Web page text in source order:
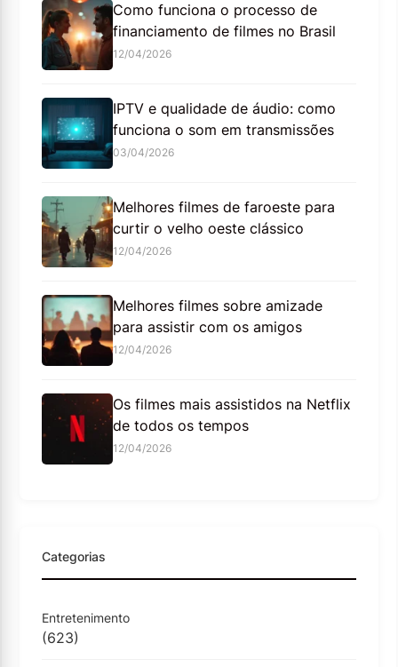
Como funciona o processo de
financiamento de filmes no Brasil
12/04/2026
IPTV e qualidade de áudio: como
funciona o som em transmissões
03/04/2026
Melhores filmes de faroeste para
curtir o velho oeste clássico
12/04/2026
Melhores filmes sobre amizade
para assistir com os amigos
12/04/2026
Os filmes mais assistidos na Netflix
de todos os tempos
12/04/2026
Categorias
Entretenimento
(623)